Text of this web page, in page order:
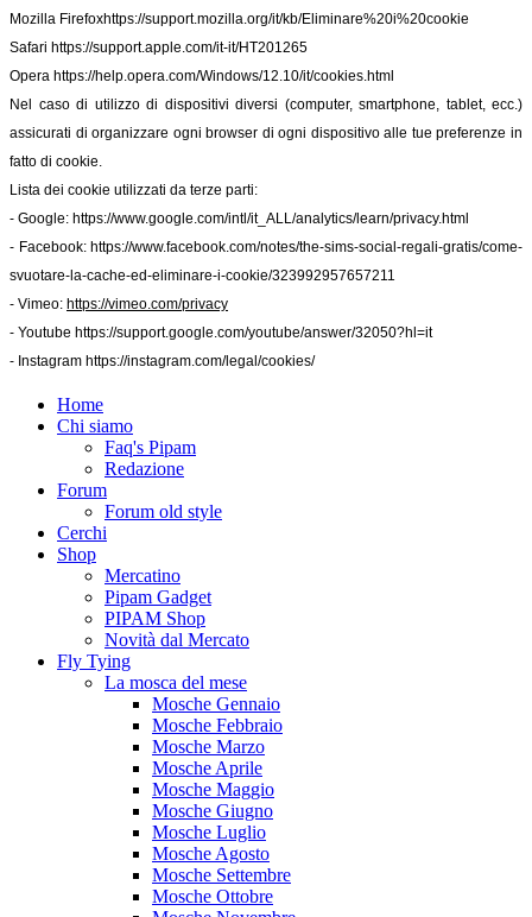
Mozilla Firefoxhttps://support.mozilla.org/it/kb/Eliminare%20i%20cookie
Safari https://support.apple.com/it-it/HT201265
Opera https://help.opera.com/Windows/12.10/it/cookies.html
Nel caso di utilizzo di dispositivi diversi (computer, smartphone, tablet, ecc.)
assicurati di organizzare ogni browser di ogni dispositivo alle tue preferenze in
fatto di cookie.
Lista dei cookie utilizzati da terze parti:
- Google: https://www.google.com/intl/it_ALL/analytics/learn/privacy.html
- Facebook: https://www.facebook.com/notes/the-sims-social-regali-gratis/come-
svuotare-la-cache-ed-eliminare-i-cookie/323992957657211
- Vimeo: https://vimeo.com/privacy
- Youtube https://support.google.com/youtube/answer/32050?hl=it
- Instagram https://instagram.com/legal/cookies/
Home
Chi siamo
Faq's Pipam
Redazione
Forum
Forum old style
Cerchi
Shop
Mercatino
Pipam Gadget
PIPAM Shop
Novità dal Mercato
Fly Tying
La mosca del mese
Mosche Gennaio
Mosche Febbraio
Mosche Marzo
Mosche Aprile
Mosche Maggio
Mosche Giugno
Mosche Luglio
Mosche Agosto
Mosche Settembre
Mosche Ottobre